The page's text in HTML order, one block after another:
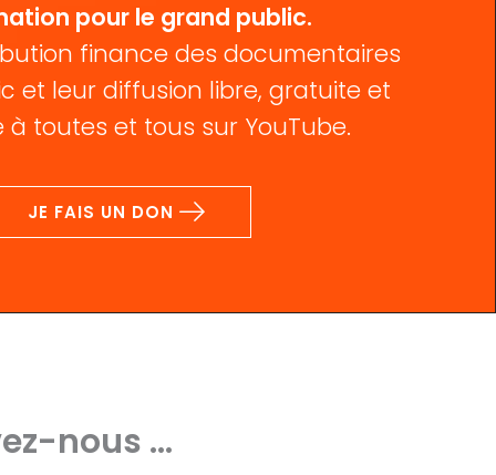
pour le grand public.
finance des documentaires
et leur diffusion libre, gratuite et
à toutes et tous sur YouTube.
JE FAIS UN DON
nous ...